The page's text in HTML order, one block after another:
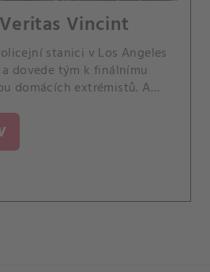
Vincint
stanici v Los Angeles
dovede tým k finálnímu
domácích extrémistů. A
jeho budoucnost; a
ve svém osobním životě.